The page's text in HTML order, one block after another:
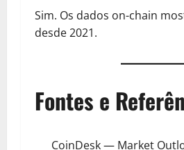
Sim. Os dados on-chain
desde 2021.
Fontes e
CoinDesk — Market